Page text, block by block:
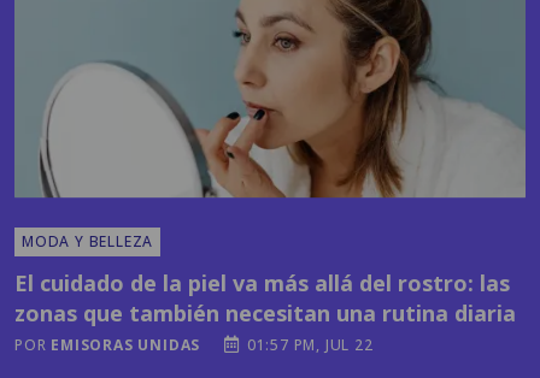
MODA Y BELLEZA
zonas que también necesitan una rutina diaria
POR EMISORAS UNIDAS 01:57 PM, JUL 22